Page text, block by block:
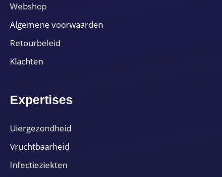
Webshop
Algemene voorwaarden
Retourbeleid
Klachten
Expertises
Uiergezondheid
Vruchtbaarheid
Infectieziekten